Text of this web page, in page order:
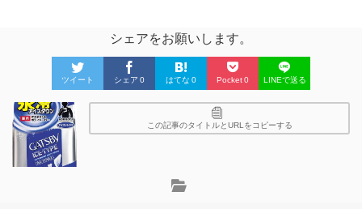
シェアをお願いします。
ツイート シェア 0 はてな 0 Pocket0 LINEで送る
この記事のタイトルとURLをコピーする